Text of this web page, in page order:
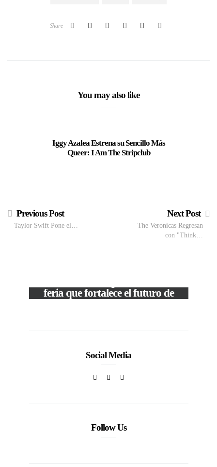
Share
You may also like
Iggy Azalea Estrena su Sencillo Más
Queer: I Am The Stripclub
Previous Post
Taylor Swift Pone el…
Next Post
The Veronicas Regresan
con "Think…
feria que fortalece el futuro de
Social Media
Follow Us